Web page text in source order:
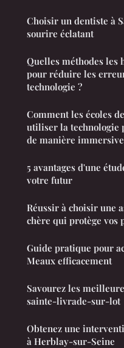
Choisir un dentiste à
sourire éclatant
Quelles méthodes
pour réduire les
technologie ?
Comment les écoles
utiliser la technologie
de manière
5 avantages d'une
votre futur
Réussir à choisir une
chère qui protège vos
Guide pratique pour
Meaux efficacement
Savourez les
sainte-livrade-sur-lot
Obtenez une
à Herblay-sur-Seine